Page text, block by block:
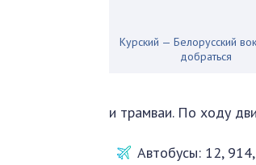
Курский — Белорусский
добраться
и трамваи. По ходу
Автобусы: 12,